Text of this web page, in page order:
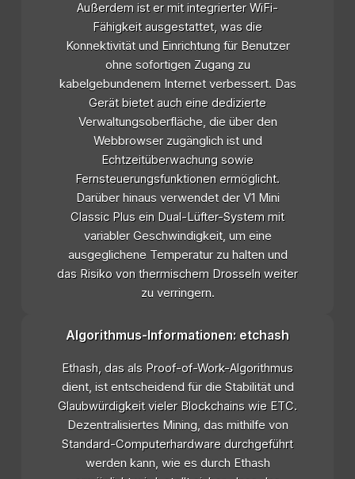
Außerdem ist er mit integrierter WiFi-
Fähigkeit ausgestattet, was die
Konnektivität und Einrichtung für Benutzer
ohne sofortigen Zugang zu
kabelgebundenem Internet verbessert. Das
Gerät bietet auch eine dedizierte
Verwaltungsoberfläche, die über den
Webbrowser zugänglich ist und
Echtzeitüberwachung sowie
Fernsteuerungsfunktionen ermöglicht.
Darüber hinaus verwendet der V1 Mini
Classic Plus ein Dual-Lüfter-System mit
variabler Geschwindigkeit, um eine
ausgeglichene Temperatur zu halten und
das Risiko von thermischem Drosseln weiter
zu verringern.
Algorithmus-Informationen: etchash
Ethash, das als Proof-of-Work-Algorithmus
dient, ist entscheidend für die Stabilität und
Glaubwürdigkeit vieler Blockchains wie ETC.
Dezentralisiertes Mining, das mithilfe von
Standard-Computerhardware durchgeführt
werden kann, wie es durch Ethash